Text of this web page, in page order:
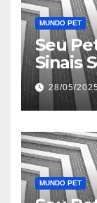
MUNDO PET
Seu
Sinais
28/05/
MUNDO PET